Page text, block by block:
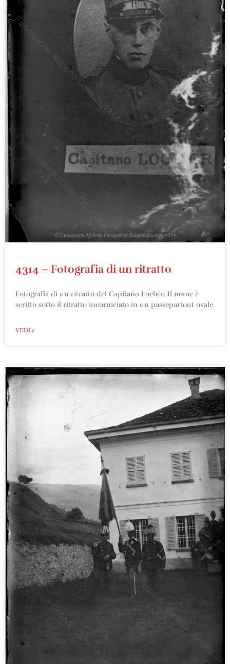
4314 – Fotografia di un ritratto
Fotografia di un ritratto del Capitano Locher. Il nome è
scritto sotto il ritratto incorniciato in un passepartout ovale.
VEDI »